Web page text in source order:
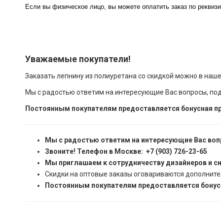
Если вы физическое лицо, вы можете оплатить заказ по
Уважаемые покупатели!
Заказать лепнину из полиуретана со скидкой можно в
Мы с радостью ответим на интересующие Вас вопросы,
Постоянным покупателям предоставляется бонусная
Мы с радостью ответим на интересующие Вас
Звоните! Телефон в Москве: +7 (903) 726-23-65
Мы приглашаем к сотрудничеству дизайнеров и
Скидки на оптовые заказы оговариваются
Постоянным покупателям предоставляется